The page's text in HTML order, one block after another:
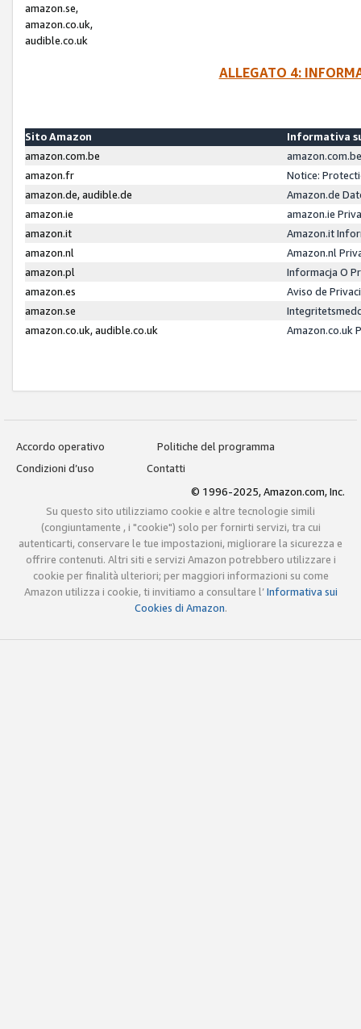
amazon.se,
amazon.co.uk,
audible.co.uk
ALLEGATO 4:
Sito Amazon
Informativa
amazon.com.be
amazon.fr
Notice:
amazon.de, audible.de
Amazon.de
amazon.ie
amazon.ie
amazon.it
Amazon.it
amazon.nl
Amazon.nl
amazon.pl
Informacja O
amazon.es
Aviso de
amazon.se
amazon.co.uk, audible.co.uk
Amazon.co.uk
Accordo operativo
Politiche del programma
Condizioni d’uso
Contatti
© 1996-2025, Amazon.com, Inc.
Su questo sito utilizziamo cookie e altre tecnologie simili
(congiuntamente , i "cookie") solo per fornirti servizi, tra cui
autenticarti, conservare le tue impostazioni, migliorare la sicurezza e
offrire contenuti. Altri siti e servizi Amazon potrebbero utilizzare i
cookie per finalità ulteriori; per maggiori informazioni su come
Amazon utilizza i cookie, ti invitiamo a consultare l’Informativa sui
Cookies di Amazon.